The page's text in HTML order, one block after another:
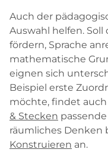
Auch der
Auswahl helfen. Soll
fördern, Sprache
mathematische
eignen sich
Beispiel erste
möchte, findet
& Stecken
räumliches Denken
Konstruieren an.